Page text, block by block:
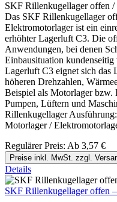
SKF Rillenkugellager offen
Das SKF Rillenkugellager
Elektromotorlager ist ein
erhöhter Lagerluft C3. Die
Anwendungen, bei denen
Einbausituation
Lagerluft C3 eignet sich das
höheren Drehzahlen,
Beispiel als Motorlager bzw.
Pumpen, Lüftern und
Rillenkugellager
Motorlager /
Regulärer Preis: Ab 3,57 €
Preise inkl. MwSt. zzgl.
Details
SKF Rillenkugellager offen